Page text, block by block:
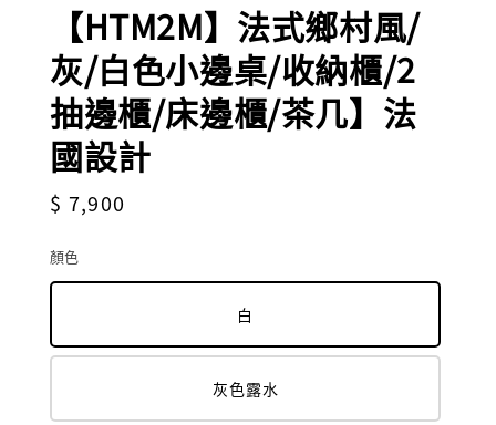
【HTM2M】法式鄉村風/
灰/白色小邊桌/收納櫃/2
抽邊櫃/床邊櫃/茶几】法
國設計
Regular
$ 7,900
顏色
白
灰色露水